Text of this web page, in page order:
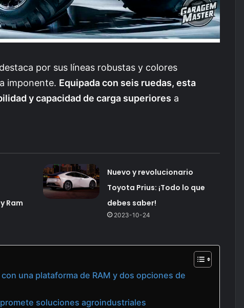
por sus líneas robustas y colores
imponente. Equipada con seis ruedas, esta
y capacidad de carga superiores a
Ram
Nuevo y revolucionario
Toyota Prius: ¡Todo lo que
debes saber!
2023-10-24
una plataforma de RAM y dos opciones de
soluciones agroindustriales